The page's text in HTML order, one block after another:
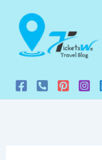
στο
περιεχόμενο